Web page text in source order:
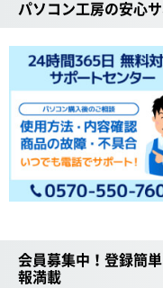
パソコン工房の安心
会員募集中！登録簡
報満載